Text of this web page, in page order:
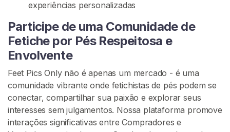
experiências personalizadas
Participe de uma Comunidade de
Fetiche por Pés Respeitosa e
Envolvente
Feet Pics Only não é apenas um mercado - é uma
comunidade vibrante onde fetichistas de pés podem se
conectar, compartilhar sua paixão e explorar seus
interesses sem julgamentos. Nossa plataforma promove
interações significativas entre Compradores e
C
o
p
r
e
F
e